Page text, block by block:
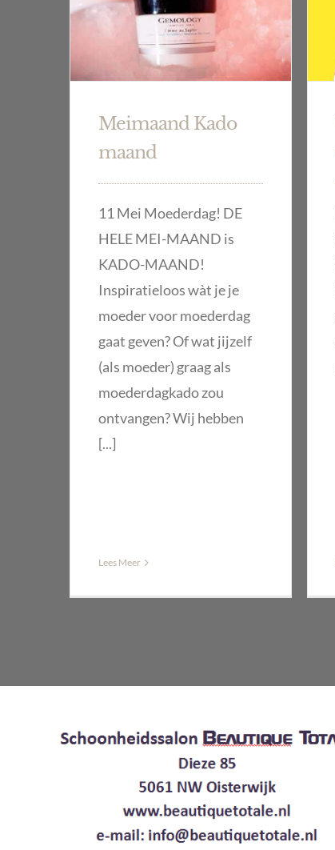
Meimaand Kado
maand
11 Mei Moederdag! DE
HELE MEI-MAAND is
KADO-MAAND!
Inspiratieloos wàt je je
moeder voor moederdag
gaat geven? Of wat jijzelf
(als moeder) graag als
moederdagkado zou
ontvangen? Wij hebben
[...]
Lees Meer